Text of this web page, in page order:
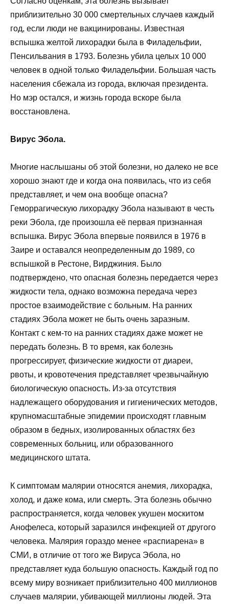
приблизительно 30 000 смертельных случаев каждый
год, если люди не вакцинированы. Известная
вспышка желтой лихорадки была в Филадельфии,
Пенсильвания в 1793. Болезнь убила целых 10 000
человек в одной только Филадельфии. Большая часть
населения сбежала из города, включая президента.
Но мэр остался, и жизнь города вскоре была
восстановлена.
Вирус Эбола.
Многие наслышаны об этой болезни, но далеко не все
хорошо знают где и когда она появилась, что из себя
представляет, и чем она вообще опасна?
Геморрагическую лихорадку Эбола называют в честь
реки Эбола, где произошла её первая признанная
вспышка. Вирус Эбола впервые появился в 1976 в
Заире и оставался неопределенным до 1989, со
вспышкой в Рестоне, Вирджиния. Было
подтверждено, что опасная болезнь передается через
жидкости тела, однако возможна передача через
простое взаимодействие с больным. На ранних
стадиях Эбола может не быть очень заразным.
Контакт с кем-то на ранних стадиях даже может не
передать болезнь. В то время, как болезнь
прогрессирует, физические жидкости от диареи,
рвоты, и кровотечения представляет чрезвычайную
биологическую опасность. Из-за отсутствия
надлежащего оборудования и гигиенических методов,
крупномасштабные эпидемии происходят главным
образом в бедных, изолированных областях без
современных больниц, или образованного
медицинского штата.
К симптомам малярии относятся анемия, лихорадка,
холод, и даже кома, или смерть. Эта болезнь обычно
распространяется, когда человек укушен москитом
Анофелеса, который заразился инфекцией от другого
человека. Малярия гораздо менее «распиарена» в
СМИ, в отличие от того же Вируса Эбола, но
представляет куда большую опасность. Каждый год по
всему миру возникает приблизительно 400 миллионов
случаев малярии, убивающей миллионы людей. Эта